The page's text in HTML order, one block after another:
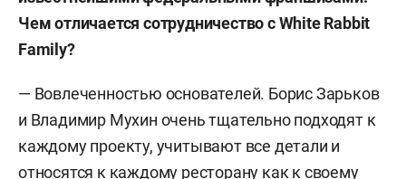
— 220 посадочных мест в зале и еще 100 на
летней веранде;
— Есть комнаты для камерных встреч на 12
человек.
Чем отличается сотрудничество с White Rabbit
Family?
— Вовлеченностью основателей. Борис Зарьков
и Владимир Мухин очень тщательно подходят к
каждому проекту, учитывают все детали и
относятся к каждому ресторану как к своему